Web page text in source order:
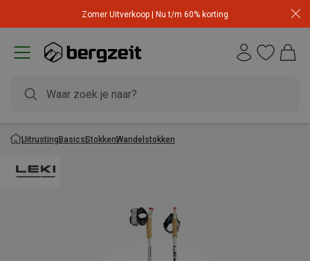
Zomer Uitverkoop | Nu t/m 60% korting
UitrustingBasicsStokkenWandelstokken